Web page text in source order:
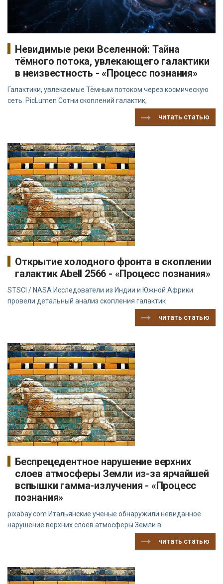
Невидимые реки Вселенной: Тайна
тёмного потока, увлекающего галактики
в неизвестность - «Процесс познания»
Галактики, увлекаемые Тёмным потоком через космическую
сеть. PicLumen Сотни скоплений галактик,
читать статью
Открытие холодного фронта в скоплении
галактик Abell 2566 - «Процесс познания»
STSCI / NASA Исследователи из Индии и Южной Африки
провели детальный анализ скопления галактик
читать статью
Беспрецедентное нарушение верхних
слоев атмосферы Земли из-за ярчайшей
вспышки гамма-излучения - «Процесс
познания»
pixabay.com Итальянские ученые обнаружили невиданное
нарушение верхних слоев атмосферы Земли в
читать статью